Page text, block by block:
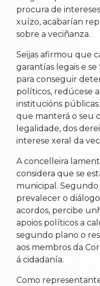
procura de
xuízo, acabarían
sobre a veciñanza.
Seijas afirmou que
garantías legais e
para conseguir
políticos, redúcese
institucións
que manterá o seu
legalidade, dos
interese xeral da
A concelleira
considera que se
municipal.
prevalecer o
acordos, percibe
apoios políticos a
segundo plano o
aos membros da
á cidadanía.
Como